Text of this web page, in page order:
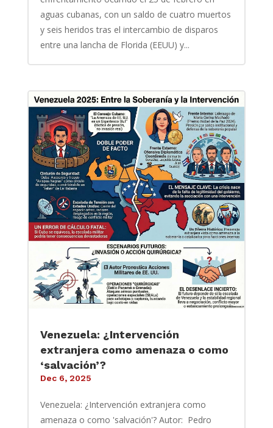
aguas cubanas, con un saldo de cuatro muertos
y seis heridos tras el intercambio de disparos
entre una lancha de Florida (EEUU) y...
Venezuela: ¿Intervención
extranjera como amenaza o como
‘salvación’?
Dec 6, 2025
Venezuela: ¿Intervención extranjera como
amenaza o como 'salvación'? Autor: Pedro